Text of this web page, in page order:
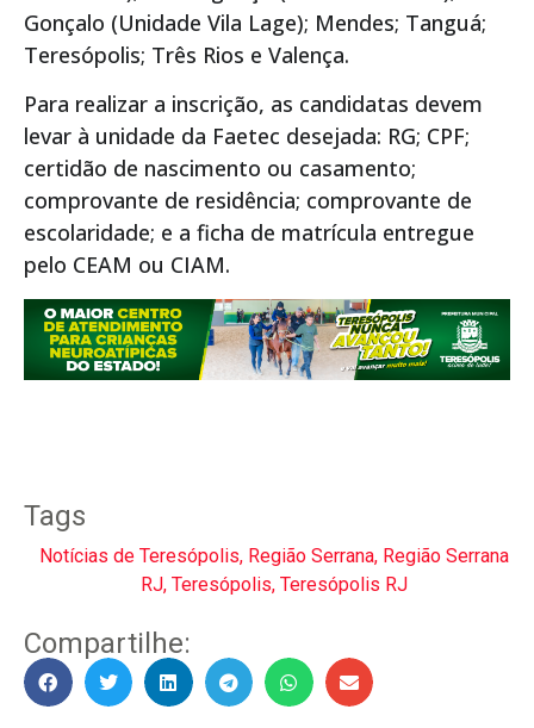
Gonçalo (Unidade Vila Lage); Mendes; Tanguá;
Teresópolis; Três Rios e Valença.
Para realizar a inscrição, as candidatas devem
levar à unidade da Faetec desejada: RG; CPF;
certidão de nascimento ou casamento;
comprovante de residência; comprovante de
escolaridade; e a ficha de matrícula entregue
pelo CEAM ou CIAM.
Tags
Notícias de Teresópolis, Região Serrana, Região Serrana
RJ, Teresópolis, Teresópolis RJ
Compartilhe: